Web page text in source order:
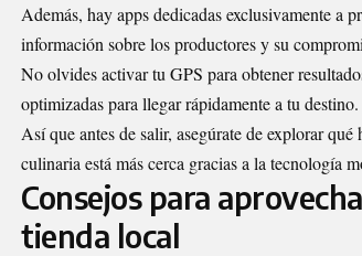
Además, hay apps dedicadas exclusivamente a
información sobre los productores y su
No olvides activar tu GPS para obtener
optimizadas para llegar rápidamente a tu destino.
Así que antes de salir, asegúrate de explorar
culinaria está más cerca gracias a la tecnología
Consejos para
tienda local